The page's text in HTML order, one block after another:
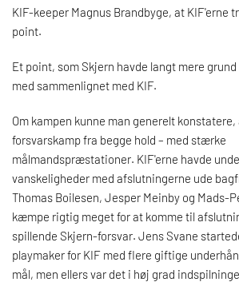
KIF-keeper Magnus Brandbyge, at KIF'erne
point.
Et point, som Skjern havde langt mere
med sammenlignet med KIF.
Om kampen kunne man generelt
forsvarskamp fra begge hold – med stærke
målmandspræstationer. KIF'erne havde
vanskeligheder med afslutningerne ude
Thomas Boilesen, Jesper Meinby og Mads-
kæmpe rigtig meget for at komme til
spillende Skjern-forsvar. Jens Svane
playmaker for KIF med flere giftige
mål, men ellers var det i høj grad